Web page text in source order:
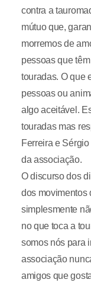
contra a
mútuo que,
morremos de
pessoas que
touradas. O que
pessoas ou
algo aceitável.
touradas mas
Ferreira e
da associação.
O discurso dos
dos movimentos
simplesmente
no que toca a
somos nós para
associação
amigos que